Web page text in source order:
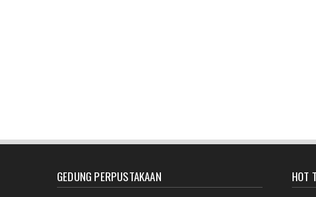
GEDUNG PERPUSTAKAAN HOT